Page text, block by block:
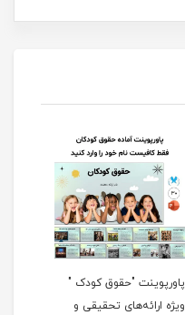
پاورپوینت "حقوق کودک "
ویژه ارائه‌های تحقیقی و